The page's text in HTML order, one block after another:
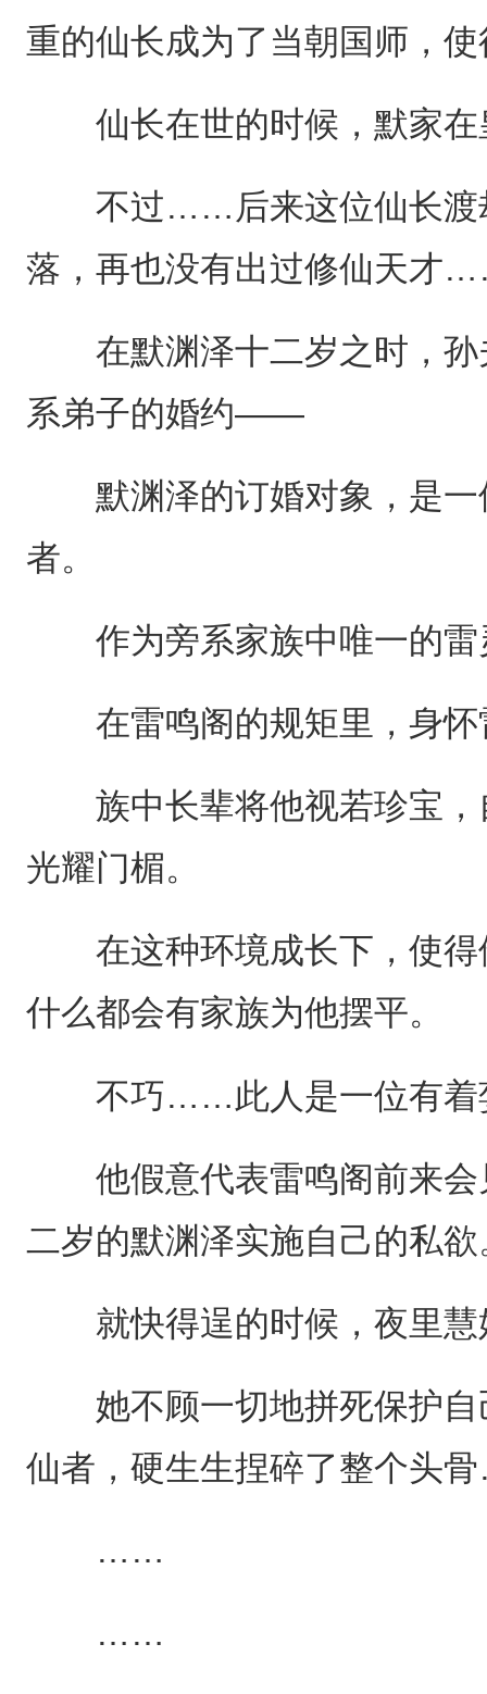
重的仙长成为了当朝国师，
仙长在世的时候，默家在
不过……后来这位仙长渡
落，再也没有出过修仙天才
在默渊泽十二岁之时，孙
系弟子的婚约——
默渊泽的订婚对象，是一
者。
作为旁系家族中唯一的雷
在雷鸣阁的规矩里，身怀
族中长辈将他视若珍宝，
光耀门楣。
在这种环境成长下，使得
什么都会有家族为他摆平。
不巧……此人是一位有着
他假意代表雷鸣阁前来会
二岁的默渊泽实施自己的私欲
就快得逞的时候，夜里慧
她不顾一切地拼死保护自
仙者，硬生生捏碎了整个头
……
……